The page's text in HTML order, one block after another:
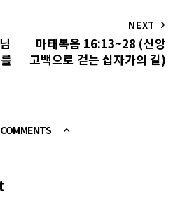
NEXT
마태복음 16:13~28 (신앙
고백으로 걷는 십자가의 길)